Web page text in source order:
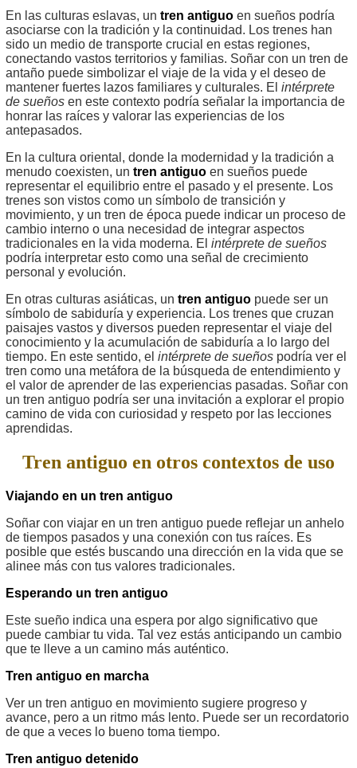
En las culturas eslavas, un tren antiguo en sueños podría
asociarse con la tradición y la continuidad. Los trenes han
sido un medio de transporte crucial en estas regiones,
conectando vastos territorios y familias. Soñar con un tren de
antaño puede simbolizar el viaje de la vida y el deseo de
mantener fuertes lazos familiares y culturales. El intérprete
de sueños en este contexto podría señalar la importancia de
honrar las raíces y valorar las experiencias de los
antepasados.
En la cultura oriental, donde la modernidad y la tradición a
menudo coexisten, un tren antiguo en sueños puede
representar el equilibrio entre el pasado y el presente. Los
trenes son vistos como un símbolo de transición y
movimiento, y un tren de época puede indicar un proceso de
cambio interno o una necesidad de integrar aspectos
tradicionales en la vida moderna. El intérprete de sueños
podría interpretar esto como una señal de crecimiento
personal y evolución.
En otras culturas asiáticas, un tren antiguo puede ser un
símbolo de sabiduría y experiencia. Los trenes que cruzan
paisajes vastos y diversos pueden representar el viaje del
conocimiento y la acumulación de sabiduría a lo largo del
tiempo. En este sentido, el intérprete de sueños podría ver el
tren como una metáfora de la búsqueda de entendimiento y
el valor de aprender de las experiencias pasadas. Soñar con
un tren antiguo podría ser una invitación a explorar el propio
camino de vida con curiosidad y respeto por las lecciones
aprendidas.
Tren antiguo en otros contextos de uso
Viajando en un tren antiguo
Soñar con viajar en un tren antiguo puede reflejar un anhelo
de tiempos pasados y una conexión con tus raíces. Es
posible que estés buscando una dirección en la vida que se
alinee más con tus valores tradicionales.
Esperando un tren antiguo
Este sueño indica una espera por algo significativo que
puede cambiar tu vida. Tal vez estás anticipando un cambio
que te lleve a un camino más auténtico.
Tren antiguo en marcha
Ver un tren antiguo en movimiento sugiere progreso y
avance, pero a un ritmo más lento. Puede ser un recordatorio
de que a veces lo bueno toma tiempo.
Tren antiguo detenido